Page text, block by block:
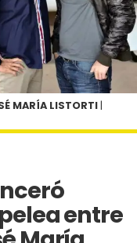
entre
MARÍA LISTORTI |